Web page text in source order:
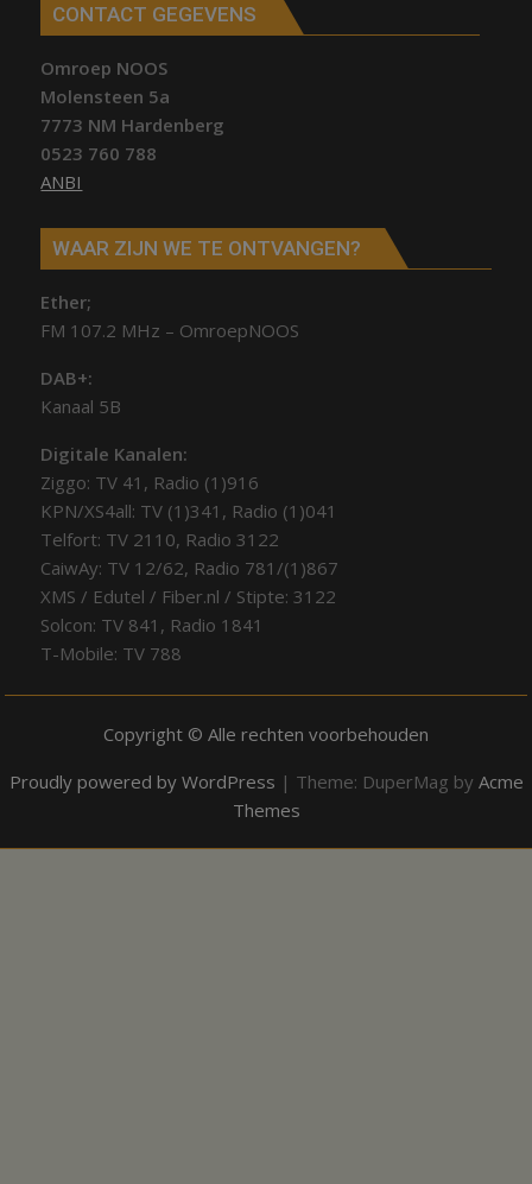
CONTACT GEGEVENS
Omroep NOOS
Molensteen 5a
7773 NM Hardenberg
0523 760 788
ANBI
WAAR ZIJN WE TE ONTVANGEN?
Ether;
FM 107.2 MHz – OmroepNOOS
DAB+:
Kanaal 5B
Digitale Kanalen:
Ziggo: TV 41, Radio (1)916
KPN/XS4all: TV (1)341, Radio (1)041
Telfort: TV 2110, Radio 3122
CaiwAy: TV 12/62, Radio 781/(1)867
XMS / Edutel / Fiber.nl / Stipte: 3122
Solcon: TV 841, Radio 1841
T-Mobile: TV 788
Copyright © Alle rechten voorbehouden
Proudly powered by WordPress | Theme: DuperMag by Acme
Themes